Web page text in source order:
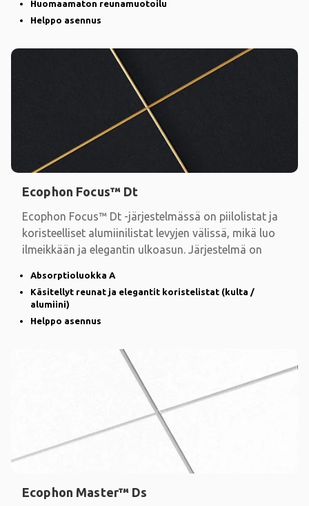
Huomaamaton reunamuotoilu
Helppo asennus
Ecophon Focus™ Dt
Ecophon Focus™ Dt -järjestelmässä on piilolistat ja
koristeelliset alumiinilistat levyjen välissä, mikä luo
ilmeikkään ja elegantin ulkoasun. Järjestelmä on
Absorptioluokka A
Käsitellyt reunat ja elegantit koristelistat (kulta /
alumiini)
Helppo asennus
Ecophon Master™ Ds